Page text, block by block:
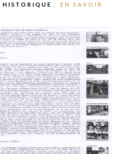
HISTORIQUE
EN SAVOIR